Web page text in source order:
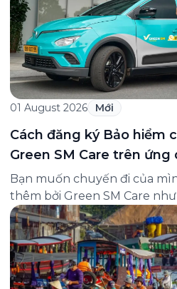
01 August 2026 Mới
Cách đăng ký Bảo hiểm
Green SM Care trên ứng
SM
Bạn muốn chuyến đi của
thêm bởi Green SM Care
đăng ký ở đâu? Bài viết dưới
dẫn chi tiết cách tham gia
gói bảo hiểm này ngay trên
SM, cùng những lưu ý quan
[…]